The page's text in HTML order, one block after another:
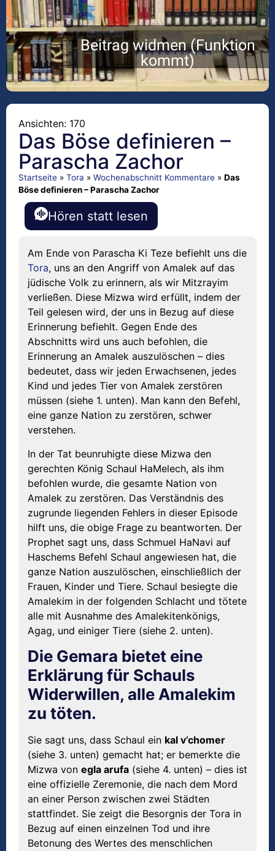
Beitrag widmen (Funktion
kommt)
Ansichten: 170
Das Böse definieren –
Parascha Zachor
Startseite » Tora » Wochenabschnitt Kommentare » Das
Böse definieren – Parascha Zachor
Hören statt lesen
Am Ende von Parascha Ki Teze befiehlt uns die
Tora, uns an den Angriff von Amalek auf das
jüdische Volk zu erinnern, als wir Mitzrayim
verließen. Diese Mizwa wird erfüllt, indem der
Teil gelesen wird, der uns in Bezug auf diese
Erinnerung befiehlt. Gegen Ende des
Abschnitts wird uns auch befohlen, die
Erinnerung an Amalek auszulöschen – dies
bedeutet, dass wir jeden Erwachsenen, jedes
Kind und jedes Tier von Amalek zerstören
müssen (siehe 1. unten). Man kann den Befehl,
eine ganze Nation zu zerstören, schwer
verstehen.
In der Tat beunruhigte diese Mizwa den
gerechten König Schaul HaMelech, als ihm
befohlen wurde, die gesamte Nation von
Amalek zu zerstören. Das Verständnis des
zugrunde liegenden Fehlers in dieser Episode
hilft uns, die obige Frage zu beantworten. Der
Prophet sagt uns, dass Schmuel HaNavi auf
Haschems Befehl Schaul angewiesen hat, die
ganze Nation auszulöschen, einschließlich der
Frauen, Kinder und Tiere. Schaul besiegte die
Amalekim in der folgenden Schlacht und tötete
alle mit Ausnahme des Amalekitenkönigs,
Agag, und einiger Tiere (siehe 2. unten).
Die Gemara bietet eine
Erklärung für Schauls
Widerwillen, alle Amalekim
zu töten.
Sie sagt uns, dass Schaul ein kal v’chomer
(siehe 3. unten) gemacht hat; er bemerkte die
Mizwa von egla arufa (siehe 4. unten) – dies ist
eine offizielle Zeremonie, die nach dem Mord
an einer Person zwischen zwei Städten
stattfindet. Sie zeigt die Besorgnis der Tora in
Bezug auf einen einzelnen Tod und ihre
Betonung des Wertes des menschlichen